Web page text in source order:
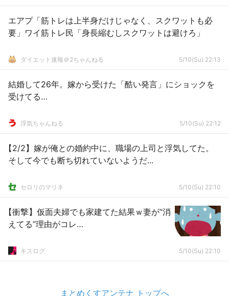
エアプ「筋トレは上半身だけじゃなく、スクワットも必
要」ワイ筋トレ民「身長縮むしスクワットは避けろ」
ダイエット速報＠2ちゃんねる 5/10(Su) 22:13
結婚して26年。嫁から受けた「酷い発言」にショックを
受けてる…
浮気ちゃんねる 5/10(Su) 22:12
【2/2】嫁が俺との婚約中に、職場の上司と浮気してた。
そして今でも断ち切れていないようだ...
セロリのマリネ 5/10(Su) 22:10
【衝撃】仮面夫婦でも家建てた結果ｗ妻が“消
えてる”理由がコレ…
キスログ 5/10(Su) 22:10
まとめくすアンテナ トップへ